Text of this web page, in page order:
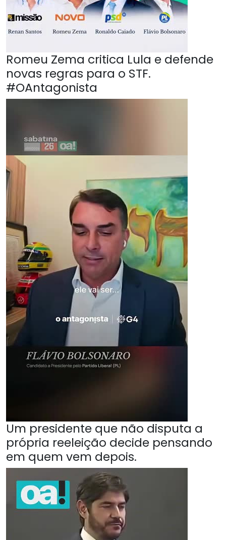
Romeu Zema critica Lula e defende
novas regras para o STF.
#OAntagonista
Um presidente que não disputa a
própria reeleição decide pensando
em quem vem depois.